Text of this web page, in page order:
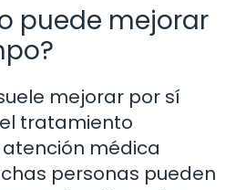
puede mejorar
mejorar por sí
tratamiento
médica
personas pueden